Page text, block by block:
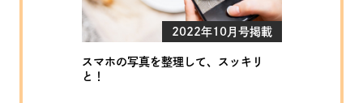
2022年10月号掲載
スマホの写真を整理して、スッキリ
と！